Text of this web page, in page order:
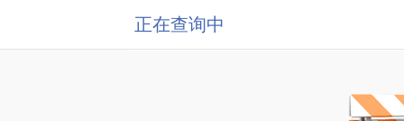
正在查询中